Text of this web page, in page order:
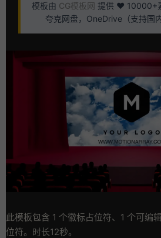
模板由 CG模板网 提供 ❤️ 10000+
夸克网盘，OneDrive（支持国
此模板包含 1 个徽标占位符、1 个可编
位符。时长12秒。